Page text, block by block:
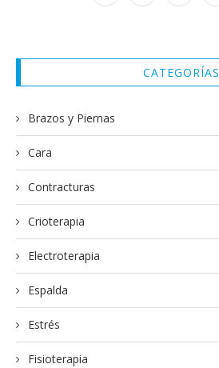
CATEGORÍAS
Brazos y Piernas
Cara
Contracturas
Crioterapia
Electroterapia
Espalda
Estrés
Fisioterapia